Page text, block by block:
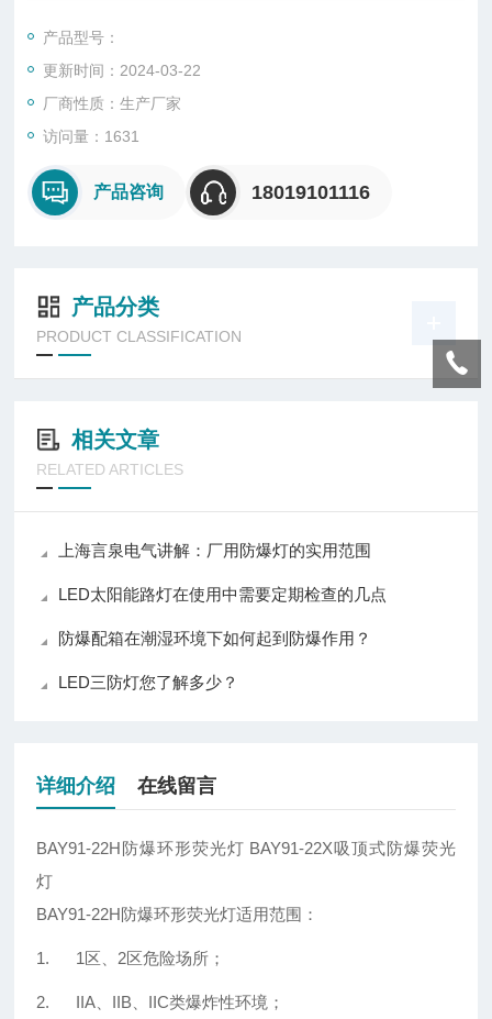
产品型号：
更新时间：2024-03-22
厂商性质：生产厂家
访问量：1631
产品咨询 18019101116
产品分类
PRODUCT CLASSIFICATION
相关文章
RELATED ARTICLES
上海言泉电气讲解：厂用防爆灯的实用范围
LED太阳能路灯在使用中需要定期检查的几点
防爆配箱在潮湿环境下如何起到防爆作用？
LED三防灯您了解多少？
详细介绍 在线留言
BAY91-22H防爆环形荧光灯 BAY91-22X吸顶式防爆荧光
灯
BAY91-22H防爆环形荧光灯适用范围：
1. 1区、2区危险场所；
2. IIA、IIB、IIC类爆炸性环境；